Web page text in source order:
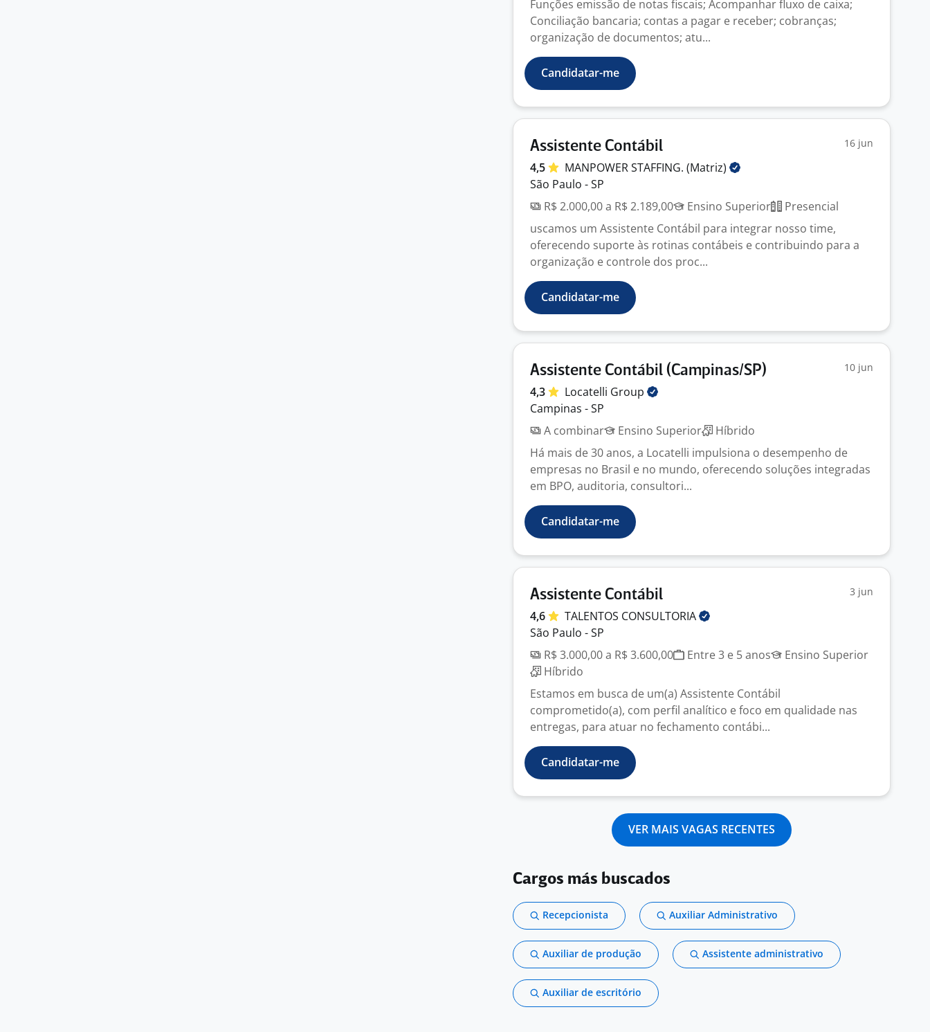
Funções emissão de notas fiscais; Acompanhar fluxo de caixa;
Conciliação bancaria; contas a pagar e receber; cobranças;
organização de documentos; atu...
Candidatar-me
Assistente Contábil 16 jun
4,5 MANPOWER STAFFING. (Matriz)
São Paulo - SP
R$ 2.000,00 a R$ 2.189,00
Ensino Superior
Presencial
uscamos um Assistente Contábil para integrar nosso time,
oferecendo suporte às rotinas contábeis e contribuindo para a
organização e controle dos proc...
Candidatar-me
Assistente Contábil (Campinas/SP) 10 jun
4,3 Locatelli Group
Campinas - SP
A combinar
Ensino Superior
Híbrido
Há mais de 30 anos, a Locatelli impulsiona o desempenho de
empresas no Brasil e no mundo, oferecendo soluções integradas
em BPO, auditoria, consultori...
Candidatar-me
Assistente Contábil 3 jun
4,6 TALENTOS CONSULTORIA
São Paulo - SP
R$ 3.000,00 a R$ 3.600,00
Entre 3 e 5 anos
Ensino Superior
Híbrido
Estamos em busca de um(a) Assistente Contábil
comprometido(a), com perfil analítico e foco em qualidade nas
entregas, para atuar no fechamento contábi...
Candidatar-me
VER MAIS VAGAS RECENTES
Cargos más buscados
Recepcionista Auxiliar Administrativo
Auxiliar de produção Assistente administrativo
Auxiliar de escritório